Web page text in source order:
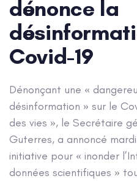
dénonce la
Covid-19
Dénonçant une «
désinformation » sur le
des vies », le Secrétaire
Guterres, a annoncé
initiative pour « inonder
données scientifiques »